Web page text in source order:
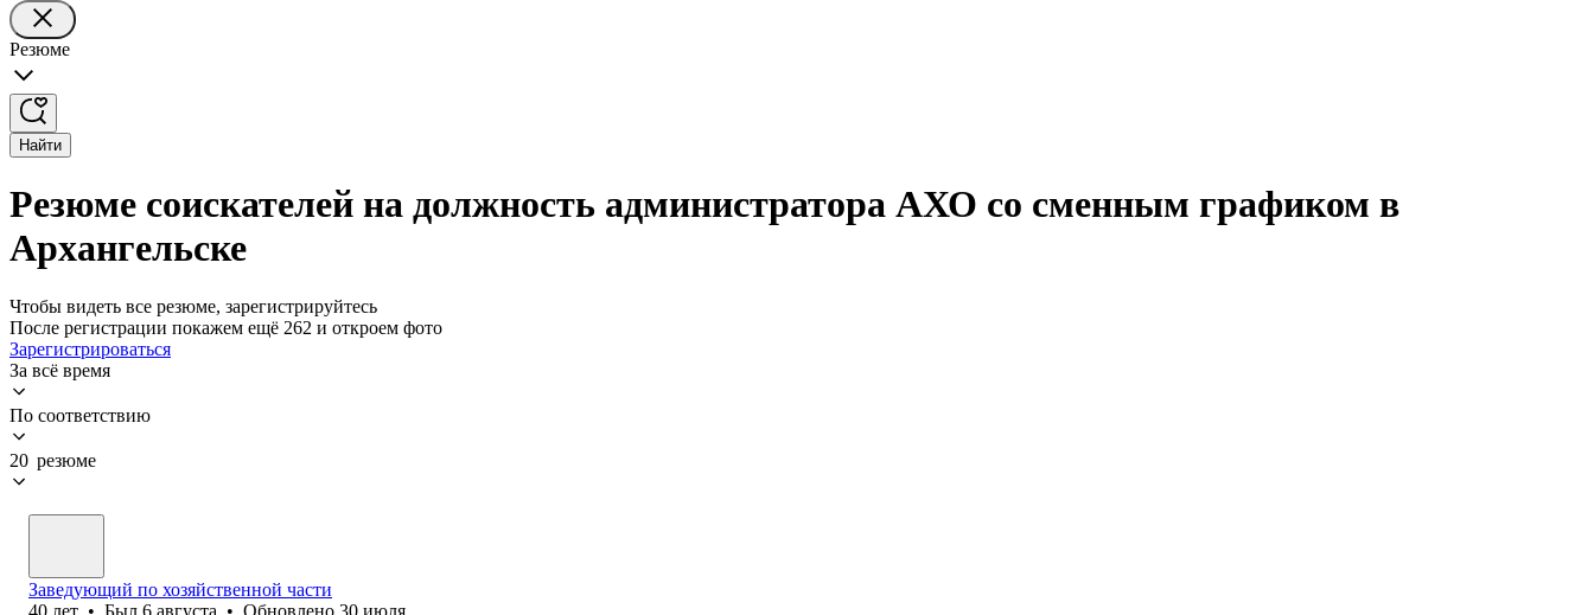
Резюме
Найти
Резюме соискателей на должность администратора АХО со сменным графиком в
Архангельске
Чтобы видеть все резюме, зарегистрируйтесь
После регистрации покажем ещё 262 и откроем фото
Зарегистрироваться
За всё время
По соответствию
20 резюме
Заведующий по хозяйственной части
40 лет • Был 6 августа • Обновлено 30 июля